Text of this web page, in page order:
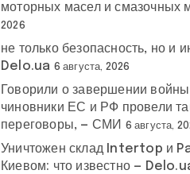
моторных масел и смазочных
2026
не только безопасность, но и
Delo.ua 6 августа, 2026
Говорили о завершении
чиновники ЕС и РФ провели
переговоры, — СМИ
6 августа,
Уничтожен склад Intertop и
Киевом: что известно —